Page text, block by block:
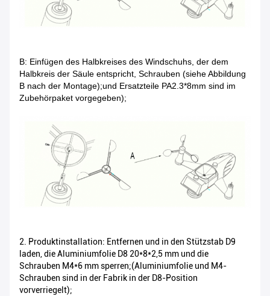
B: Einfügen des Halbkreises des Windschuhs, der dem
Halbkreis der Säule entspricht, Schrauben (siehe Abbildung
B nach der Montage);und Ersatzteile PA2.3*8mm sind im
Zubehörpaket vorgegeben);
2. Produktinstallation: Entfernen und in den Stützstab D9
laden, die Aluminiumfolie D8 20*8*2,5 mm und die
Schrauben M4*6 mm sperren;(Aluminiumfolie und M4-
Schrauben sind in der Fabrik in der D8-Position
vorverriegelt);